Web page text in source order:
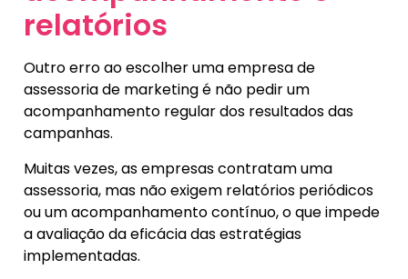
relatórios
Outro erro ao escolher uma empresa de
assessoria de marketing é não pedir um
acompanhamento regular dos resultados das
campanhas.
Muitas vezes, as empresas contratam uma
assessoria, mas não exigem relatórios periódicos
ou um acompanhamento contínuo, o que impede
a avaliação da eficácia das estratégias
implementadas.